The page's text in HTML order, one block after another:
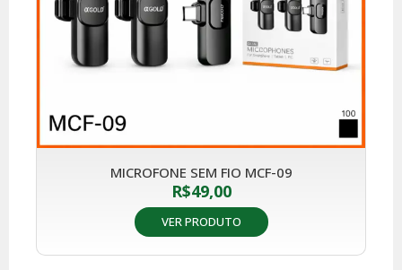
MICROFONE SEM FIO MCF-09
R$49,00
VER PRODUTO